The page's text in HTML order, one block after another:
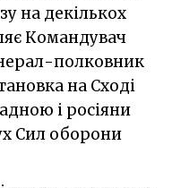
на декількох
Командувач
полковник
на Сході
і росіяни
Сил оборони